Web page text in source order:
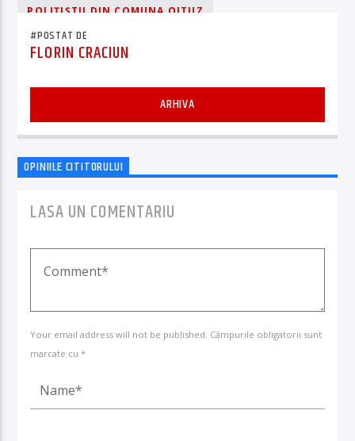
POLIȚIȘTII DIN COMUNA OITUZ
#POSTAT DE
FLORIN CRACIUN
ARHIVA
OPINIILE CITITORULUI
LASA UN COMENTARIU
Your email address will not be published. Câmpurile obligatorii sunt
marcate cu *